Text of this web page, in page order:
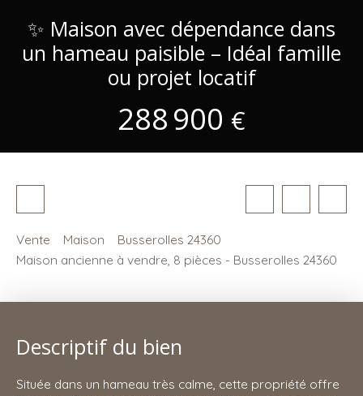
✨ Maison avec dépendance dans
un hameau paisible – Idéal famille
ou projet locatif
288 900 €
Vente Maison
Busserolles 24360
Maison ancienne à vendre, 8 pièces - Busserolles 24360
Descriptif du bien
Située dans un hameau très calme, cette propriété offre